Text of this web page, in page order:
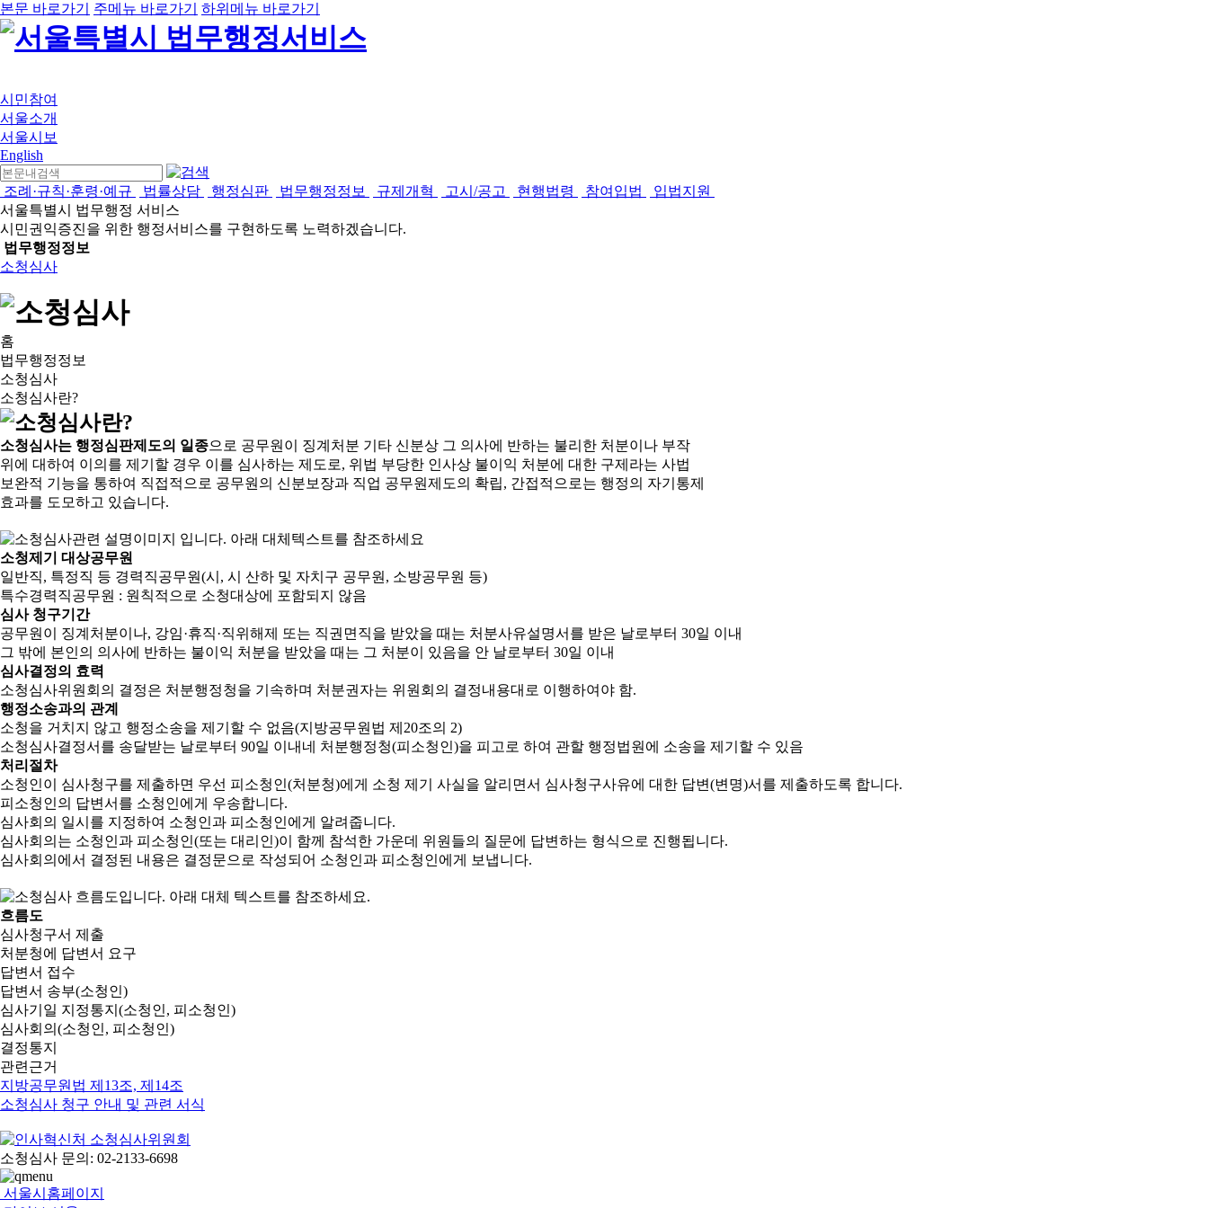
본문 바로가기 주메뉴 바로가기 하위메뉴 바로가기
시민참여
서울소개
서울시보
English
조례·규칙·훈령·예규 법률상담 행정심판 법무행정정보 규제개혁 고시/공고 현행법령 참여입법
입법지원
서울특별시 법무행정 서비스
시민권익증진을 위한 행정서비스를 구현하도록 노력하겠습니다.
법무행정정보
소청심사
홈
법무행정정보
소청심사
소청심사란?
소청심사는 행정심판제도의 일종으로 공무원이 징계처분 기타 신분상 그 의사에 반하는 불리한 처분이나 부작
위에 대하여 이의를 제기할 경우 이를 심사하는 제도로, 위법 부당한 인사상 불이익 처분에 대한 구제라는 사법
보완적 기능을 통하여 직접적으로 공무원의 신분보장과 직업 공무원제도의 확립, 간접적으로는 행정의 자기통제
효과를 도모하고 있습니다.
소청제기 대상공무원
일반직, 특정직 등 경력직공무원(시, 시 산하 및 자치구 공무원, 소방공무원 등)
특수경력직공무원 : 원칙적으로 소청대상에 포함되지 않음
심사 청구기간
공무원이 징계처분이나, 강임·휴직·직위해제 또는 직권면직을 받았을 때는 처분사유설명서를 받은 날로부터 30일 이내
그 밖에 본인의 의사에 반하는 불이익 처분을 받았을 때는 그 처분이 있음을 안 날로부터 30일 이내
심사결정의 효력
소청심사위원회의 결정은 처분행정청을 기속하며 처분권자는 위원회의 결정내용대로 이행하여야 함.
행정소송과의 관계
소청을 거치지 않고 행정소송을 제기할 수 없음(지방공무원법 제20조의 2)
소청심사결정서를 송달받는 날로부터 90일 이내네 처분행정청(피소청인)을 피고로 하여 관할 행정법원에 소송을 제기할 수 있음
처리절차
소청인이 심사청구를 제출하면 우선 피소청인(처분청)에게 소청 제기 사실을 알리면서 심사청구사유에 대한 답변(변명)서를 제출하도록 합니다.
피소청인의 답변서를 소청인에게 우송합니다.
심사회의 일시를 지정하여 소청인과 피소청인에게 알려줍니다.
심사회의는 소청인과 피소청인(또는 대리인)이 함께 참석한 가운데 위원들의 질문에 답변하는 형식으로 진행됩니다.
심사회의에서 결정된 내용은 결정문으로 작성되어 소청인과 피소청인에게 보냅니다.
흐름도
심사청구서 제출
처분청에 답변서 요구
답변서 접수
답변서 송부(소청인)
심사기일 지정통지(소청인, 피소청인)
심사회의(소청인, 피소청인)
결정통지
관련근거
지방공무원법 제13조, 제14조
소청심사 청구 안내 및 관련 서식
소청심사 문의: 02-2133-6698
서울시홈페이지